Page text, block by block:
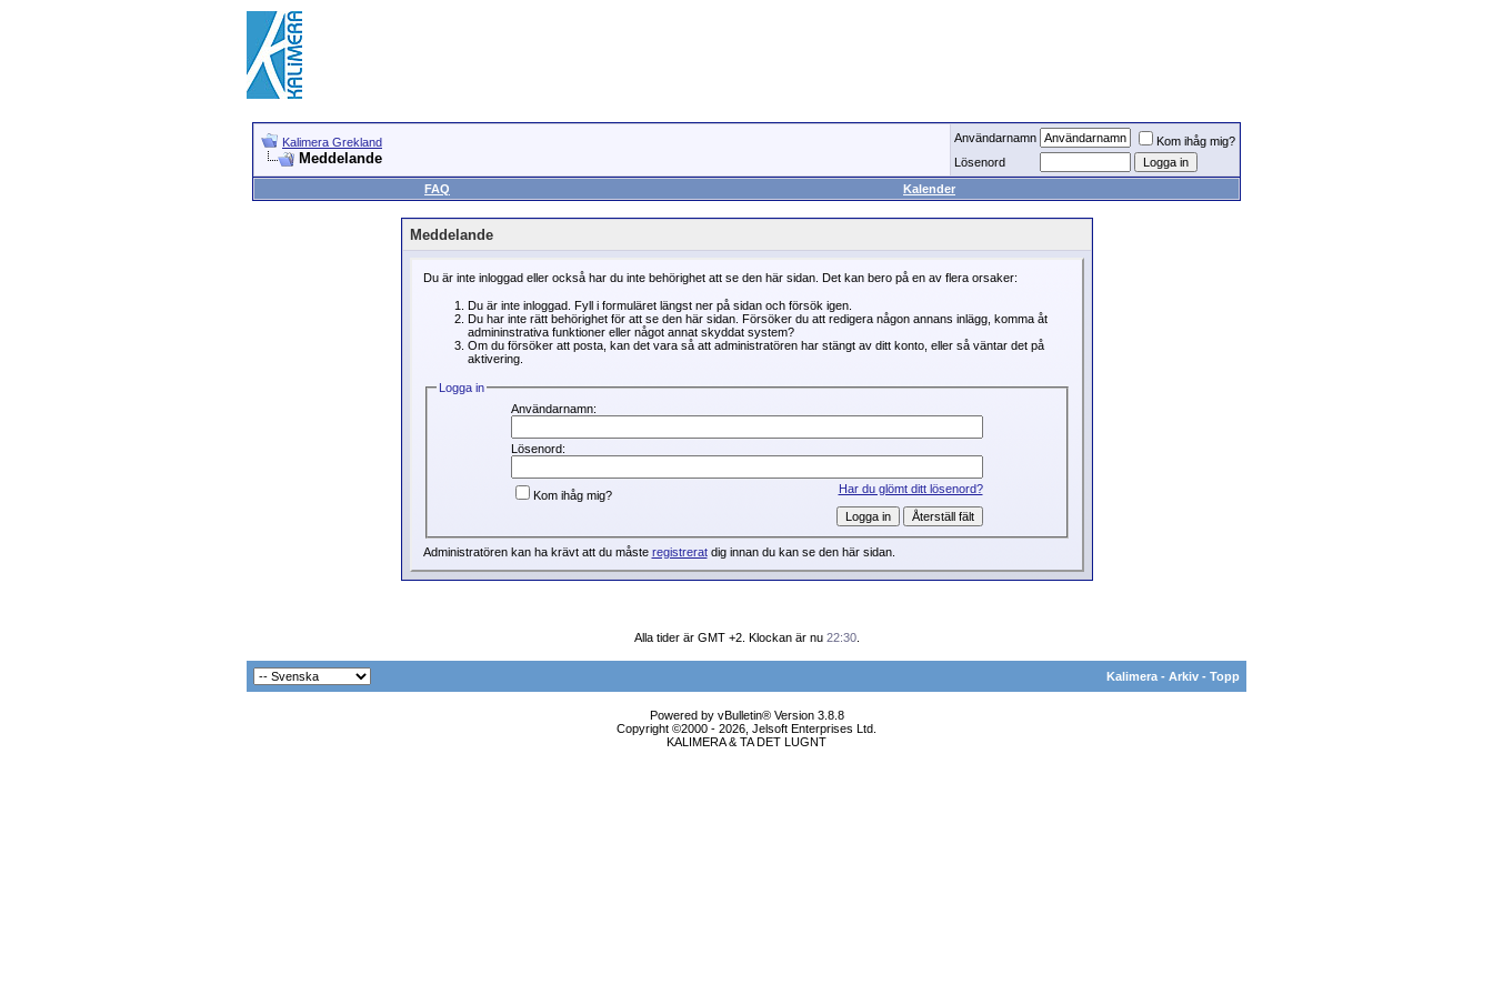
Kalimera Grekland
Meddelande
Användarnamn
Kom ihåg mig?
Lösenord
FAQ
Kalender
Meddelande
Du är inte inloggad eller också har du inte behörighet att se den här sidan. Det kan bero på en av flera orsaker:
Du är inte inloggad. Fyll i formuläret längst ner på sidan och försök igen.
Du har inte rätt behörighet för att se den här sidan. Försöker du att redigera någon annans inlägg, komma åt
admininstrativa funktioner eller något annat skyddat system?
Om du försöker att posta, kan det vara så att administratören har stängt av ditt konto, eller så väntar det på
aktivering.
Logga in
Användarnamn:
Lösenord:
Har du glömt ditt lösenord?
Kom ihåg mig?
Administratören kan ha krävt att du måste registreratdig innan du kan se den här sidan.
Alla tider är GMT +2. Klockan är nu 22:30.
Kalimera - Arkiv - Topp
Powered by vBulletin® Version 3.8.8
Copyright ©2000 - 2026, Jelsoft Enterprises Ltd.
KALIMERA & TA DET LUGNT